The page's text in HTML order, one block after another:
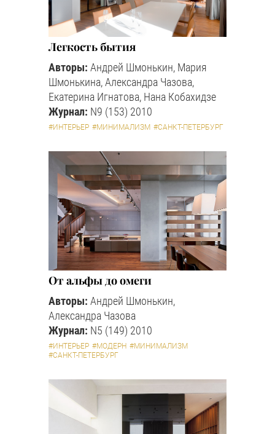
Легкость бытия
Авторы: Андрей Шмонькин, Мария
Шмонькина, Александра Чазова,
Екатерина Игнатова, Нана Кобахидзе
Журнал: N9 (153) 2010
#ИНТЕРЬЕР #МИНИМАЛИЗМ #САНКТ-ПЕТЕРБУРГ
От альфы до омеги
Авторы: Андрей Шмонькин,
Александра Чазова
Журнал: N5 (149) 2010
#ИНТЕРЬЕР #МОДЕРН #МИНИМАЛИЗМ
#САНКТ-ПЕТЕРБУРГ